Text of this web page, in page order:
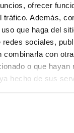
ofrecer
tráfico. Además,
que haga del
sociales,
combinarla con
o que hayan
hecho de sus
es muy
de
de
/ HCM)
integral
de RRHH como
y